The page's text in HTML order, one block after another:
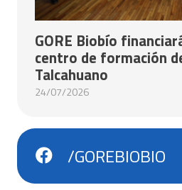
GORE Biobío
centro de formación
Talcahuano
24/07/2026
/GOREBIOBIO